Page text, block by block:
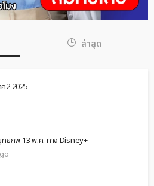
ล่าสุด
2 2025
ทธภพ 13 พ.ค. ทาง Disney+